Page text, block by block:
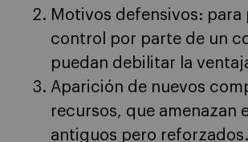
Motivos defensivos:
control por parte de un
puedan debilitar la
Aparición de nuevos
recursos, que amenazan
antiguos pero reforzados.